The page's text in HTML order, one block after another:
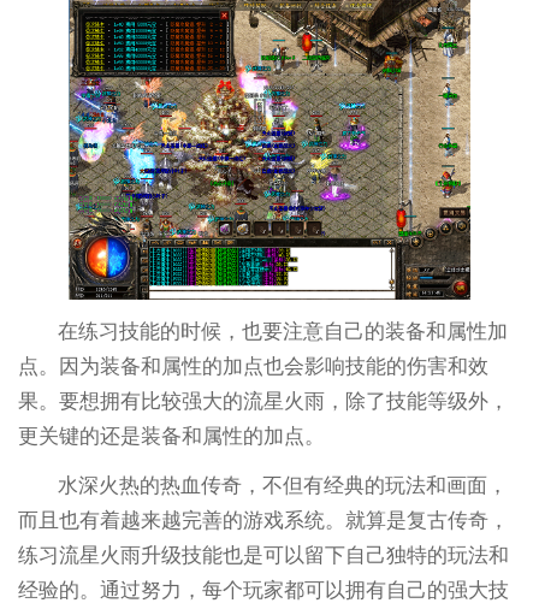
在练习技能的时候，也要注意自己的装备和属性加
点。因为装备和属性的加点也会影响技能的伤害和效
果。要想拥有比较强大的流星火雨，除了技能等级外，
更关键的还是装备和属性的加点。
水深火热的热血传奇，不但有经典的玩法和画面，
而且也有着越来越完善的游戏系统。就算是复古传奇，
练习流星火雨升级技能也是可以留下自己独特的玩法和
经验的。通过努力，每个玩家都可以拥有自己的强大技